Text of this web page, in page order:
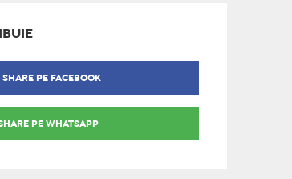
SHARE PE FACEBOOK
PE WHATSAPP